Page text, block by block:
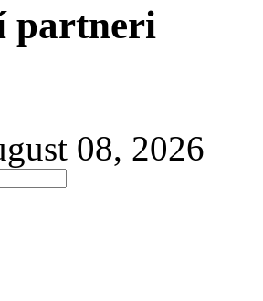
partneri
08, 2026